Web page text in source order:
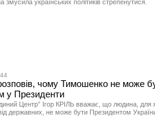
змусила українських політиків стрепенутися.
розповів, чому Тимошенко не може
у Президенти
Центр” Ігор КРІЛЬ вважає, що людина, для
державних, не може бути Президентом